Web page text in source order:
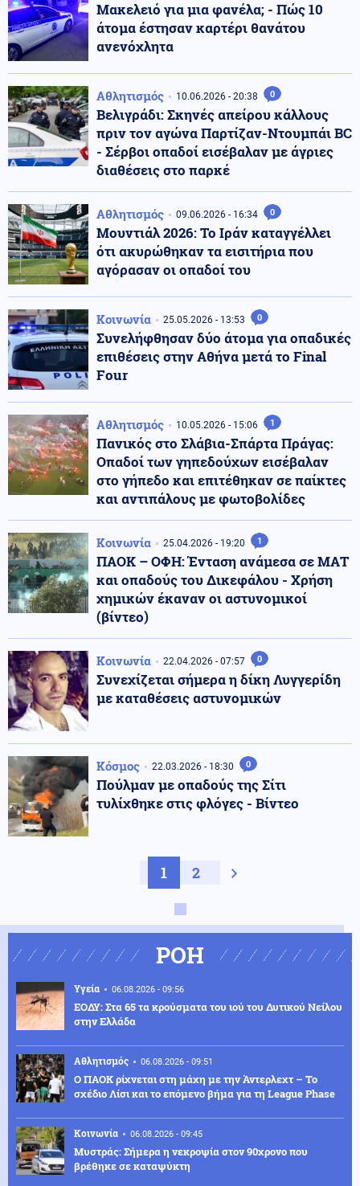
Μακελειό για μια φανέλα; - Πώς 10
άτομα έστησαν καρτέρι θανάτου
ανενόχλητα
Αθλητισμός 10.06.2026 - 20:38 0
Βελιγράδι: Σκηνές απείρου κάλλους
πριν τον αγώνα Παρτίζαν-Ντουμπάι BC
- Σέρβοι οπαδοί εισέβαλαν με άγριες
διαθέσεις στο παρκέ
Αθλητισμός 09.06.2026 - 16:34 0
Μουντιάλ 2026: Το Ιράν καταγγέλλει
ότι ακυρώθηκαν τα εισιτήρια που
αγόρασαν οι οπαδοί του
Κοινωνία 25.05.2026 - 13:53 0
Συνελήφθησαν δύο άτομα για οπαδικές
επιθέσεις στην Αθήνα μετά το Final
Four
Αθλητισμός 10.05.2026 - 15:06 1
Πανικός στο Σλάβια-Σπάρτα Πράγας:
Οπαδοί των γηπεδούχων εισέβαλαν
στο γήπεδο και επιτέθηκαν σε παίκτες
και αντιπάλους με φωτοβολίδες
Κοινωνία 25.04.2026 - 19:20 1
ΠΑΟΚ – ΟΦΗ: Ένταση ανάμεσα σε ΜΑΤ
και οπαδούς του Δικεφάλου - Χρήση
χημικών έκαναν οι αστυνομικοί
(βίντεο)
Κοινωνία 22.04.2026 - 07:57 0
Συνεχίζεται σήμερα η δίκη Λυγγερίδη
με καταθέσεις αστυνομικών
Κόσμος 22.03.2026 - 18:30 0
Πούλμαν με οπαδούς της Σίτι
τυλίχθηκε στις φλόγες - Βίντεο
1 2 Next page
ΡΟΗ
Υγεία 06.08.2026 - 09:56
ΕΟΔΥ: Στα 65 τα κρούσματα του ιού του Δυτικού Νείλου
στην Ελλάδα
Αθλητισμός 06.08.2026 - 09:51
Ο ΠΑΟΚ ρίχνεται στη μάχη με την Άντερλεχτ – Το
σχέδιο Λίσι και το επόμενο βήμα για τη League Phase
Κοινωνία 06.08.2026 - 09:45
Μυστράς: Σήμερα η νεκροψία στον 90χρονο που
βρέθηκε σε καταψύκτη